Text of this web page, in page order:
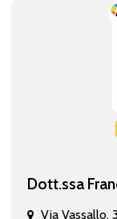
Dott.ssa
Via Vassallo,